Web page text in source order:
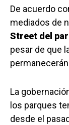
De acuerdo
mediados de
Street del
pesar de que
La
los parques
desde el